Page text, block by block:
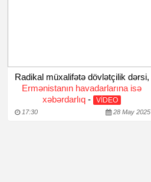
Radikal müxalifətə dövlətçilik dərsi,
Ermənistanın havadarlarına isə
xəbərdarlıq - VİDEO
17:30 28 May 2025